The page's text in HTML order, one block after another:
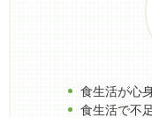
食生活が心
食生活で不